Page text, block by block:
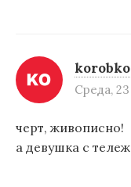
Среда,
черт, живописно!
а девушка с